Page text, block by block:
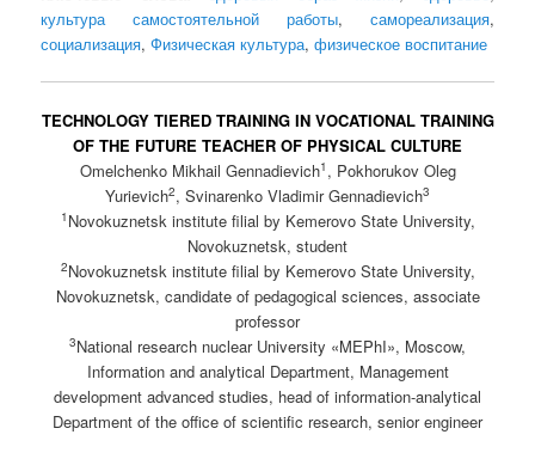
культура самостоятельной работы, самореализация,
социализация,Физическая культура,физическое воспитание
TECHNOLOGY TIERED TRAINING IN VOCATIONAL TRAINING
OF THE FUTURE TEACHER OF PHYSICAL CULTURE
Omelchenko Mikhail Gennadievich1 , Pokhorukov Oleg
Yurievich2, Svinarenko Vladimir Gennadievich3
1 Novokuznetsk institute filial by Kemerovo State University,
Novokuznetsk, student
2Novokuznetsk institute filial by Kemerovo State University,
Novokuznetsk, candidate of pedagogical sciences, associate
professor
3National research nuclear University «MEPhI», Moscow,
Information and analytical Department, Management
development advanced studies, head of information-analytical
Department of the office of scientific research, senior engineer